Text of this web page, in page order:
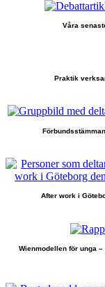
Våra
Praktik
After work i
Wienmodellen för unga